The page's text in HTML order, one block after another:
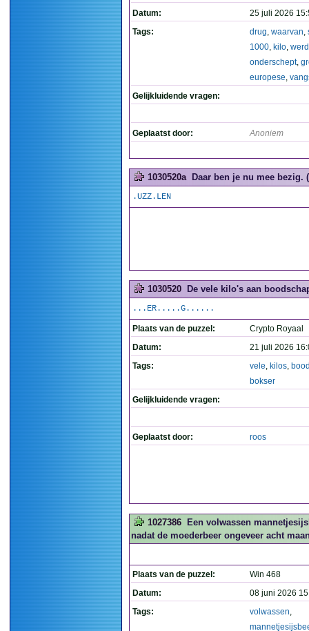
Datum:
25 juli 2026
Tags:
drug, waarvan,
1000, kilo, werd
onderschept,
europese,
Gelijkluidende vragen:
Geplaatst door: Anoniem
1030520a Daar ben je nu mee bezig.
.UZZ.LEN
1030520 De vele kilo's aan
...ER.....G......
Plaats van de puzzel:
Crypto Royaal
Datum:
21 juli 2026
Tags:
vele, kilos,
bokser
Gelijkluidende vragen:
Geplaatst door: roos
1027386
Een volwassen
nadat de moederbeer ongeveer acht
Plaats van de puzzel:
Win 468
Datum:
08 juni 2026
Tags:
volwassen,